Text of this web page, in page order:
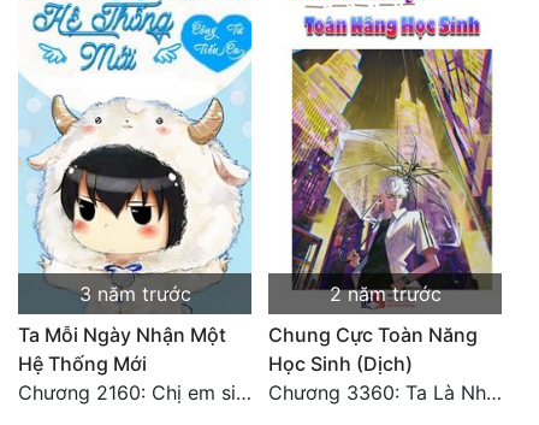
Đồng Nhân
Cẩu Đạo Trường Sinh
Ngự Thú
Truyện Nam
Truyện Nữ
Vô Địch Lưu
Xây Dựng Thế Lực
Đam Mỹ
3 năm trước
Ta Mỗi Ngày Nhận Một
Hệ Thống Mới
Chương 2160: Chị em sinh đôi
2 năm trước
Chung Cực Toàn Năng
Học Sinh (Dịch)
Chương 3360: Ta Là Nhân Hoàng (2) (Đại Kết Cục)